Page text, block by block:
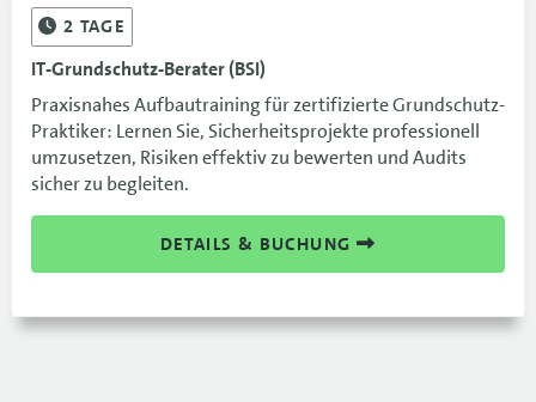
2 TAGE
IT-Grundschutz-Berater (BSI)
Praxisnahes Aufbautraining für zertifizierte Grundschutz-
Praktiker: Lernen Sie, Sicherheitsprojekte professionell
umzusetzen, Risiken effektiv zu bewerten und Audits
sicher zu begleiten.
DETAILS & BUCHUNG